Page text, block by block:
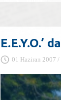
E.E.Y.O.’
01 Haziran 2007 /